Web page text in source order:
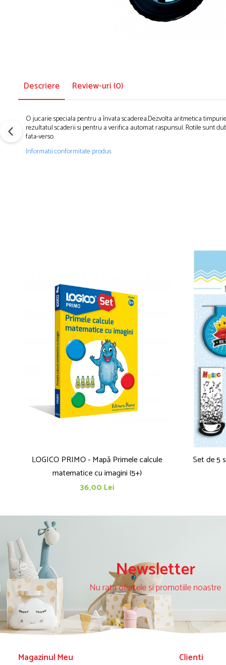
Descriere Review-uri (0)
O jucarie speciala pentru a învata scaderea.Dezvolta aritmetica
rezultatul scaderii si pentru a verifica automat raspunsul. Rotile sunt
fata-verso.
Informatii conformitate produs
LOGICO PRIMO - Mapă Primele calcule
matematice cu imagini (5+)
36,00 Lei
Set de 5
Newsletter
Nu rata ofertele si promotiile noastre
Magazinul Meu Clienti